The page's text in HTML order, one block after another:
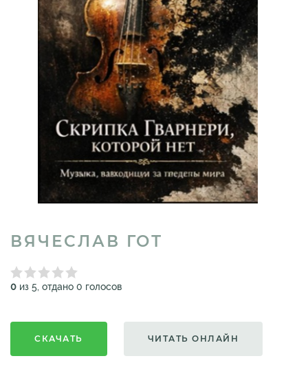
ВЯЧЕСЛАВ ГОТ
0 из 5, отдано 0 голосов
СКАЧАТЬ ЧИТАТЬ ОНЛАЙН